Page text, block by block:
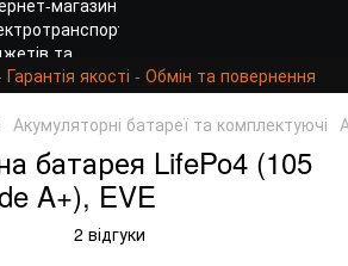
якості - Обмін та повернення
Акумуляторні батареї та комплектуючі
батарея LifePo4 (105
A+), EVE
2 відгуки